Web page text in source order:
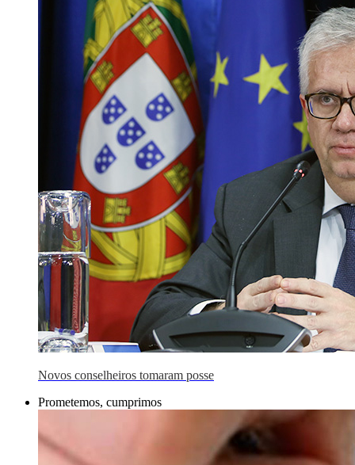
Novos conselheiros tomaram posse
Prometemos, cumprimos